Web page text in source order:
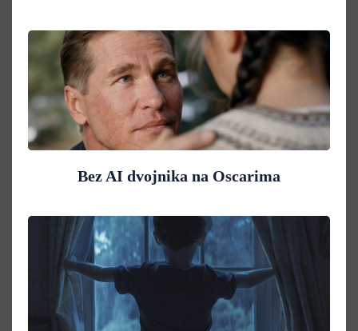
Bez AI dvojnika na Oscarima